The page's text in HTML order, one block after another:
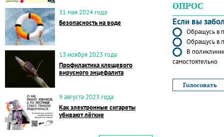
31 мая 2024 года
Безопасность на воде
13 ноября 2023 года
Профилактика клещевого
вирусного энцефалита
9 августа 2023 года
Как электронные сигареты
убивают лёгкие
ОПРОС
Если вы
Обращусь в
Обращусь в
В
самостоятельно